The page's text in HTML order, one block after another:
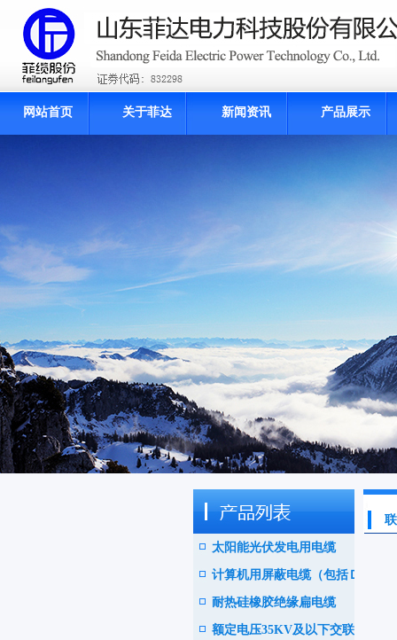
网站首页 关于菲达 新闻资讯 产品展示
太阳能光伏发电用电缆
计算机用屏蔽电缆（包括ＤＣ
Ｓ电缆）
耐热硅橡胶绝缘扁电缆
额定电压35KV及以下交联聚